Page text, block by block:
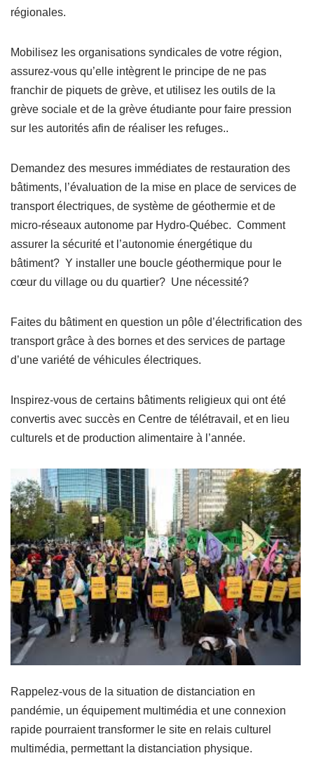
régionales.
Mobilisez les organisations syndicales de votre région,
assurez-vous qu’elle intègrent le principe de ne pas
franchir de piquets de grève, et utilisez les outils de la
grève sociale et de la grève étudiante pour faire pression
sur les autorités afin de réaliser les refuges..
Demandez des mesures immédiates de restauration des
bâtiments, l’évaluation de la mise en place de services de
transport électriques, de système de géothermie et de
micro-réseaux autonome par Hydro-Québec. Comment
assurer la sécurité et l’autonomie énergétique du
bâtiment? Y installer une boucle géothermique pour le
cœur du village ou du quartier? Une nécessité?
Faites du bâtiment en question un pôle d’électrification des
transport grâce à des bornes et des services de partage
d’une variété de véhicules électriques.
Inspirez-vous de certains bâtiments religieux qui ont été
convertis avec succès en Centre de télétravail, et en lieu
culturels et de production alimentaire à l’année.
Rappelez-vous de la situation de distanciation en
pandémie, un équipement multimédia et une connexion
rapide pourraient transformer le site en relais culturel
multimédia, permettant la distanciation physique.